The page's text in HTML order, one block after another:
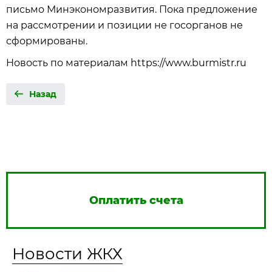
письмо Минэкономразвития. Пока предложение
на рассмотрении и позиции не госорганов не
сформированы.
Новость по материалам https://www.burmistr.ru
Назад
Оплатить счета
Новости ЖКХ